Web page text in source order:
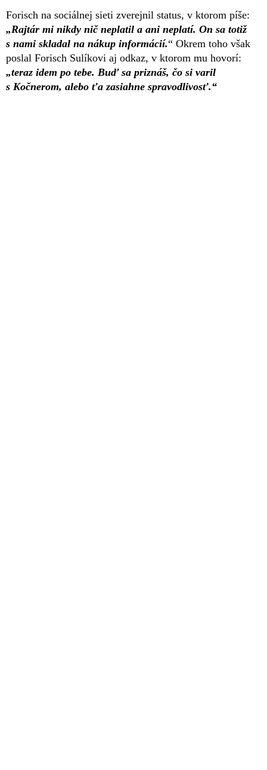
Forisch na sociálnej sieti zverejnil status, v ktorom píše:
„Rajtár mi nikdy nič neplatil a ani neplatí. On sa totiž
s nami skladal na nákup informácií.“ Okrem toho však
poslal Forisch Sulíkovi aj odkaz, v ktorom mu hovorí:
„teraz idem po tebe. Buď sa priznáš, čo si varil
s Kočnerom, alebo ťa zasiahne spravodlivosť.“